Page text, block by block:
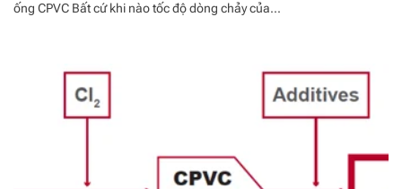
ống CPVC Bất cứ khi nào tốc độ dòng chảy của...